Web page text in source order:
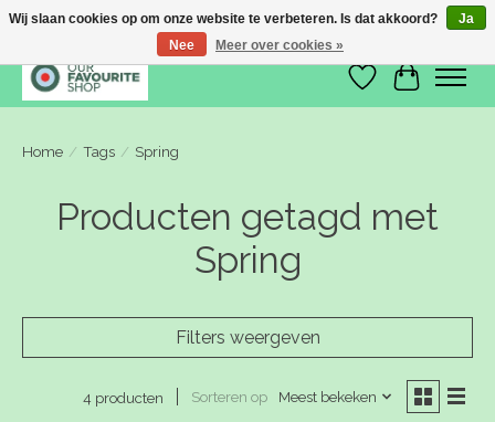
Verlanglijst
Home / Tags / Spring
Producten getagd met
Spring
Filters weergeven
4 producten Sorteren op Meest bekeken
Wij slaan cookies op om onze website te verbeteren. Is dat akkoord?
Ja
Nee
Meer over cookies »